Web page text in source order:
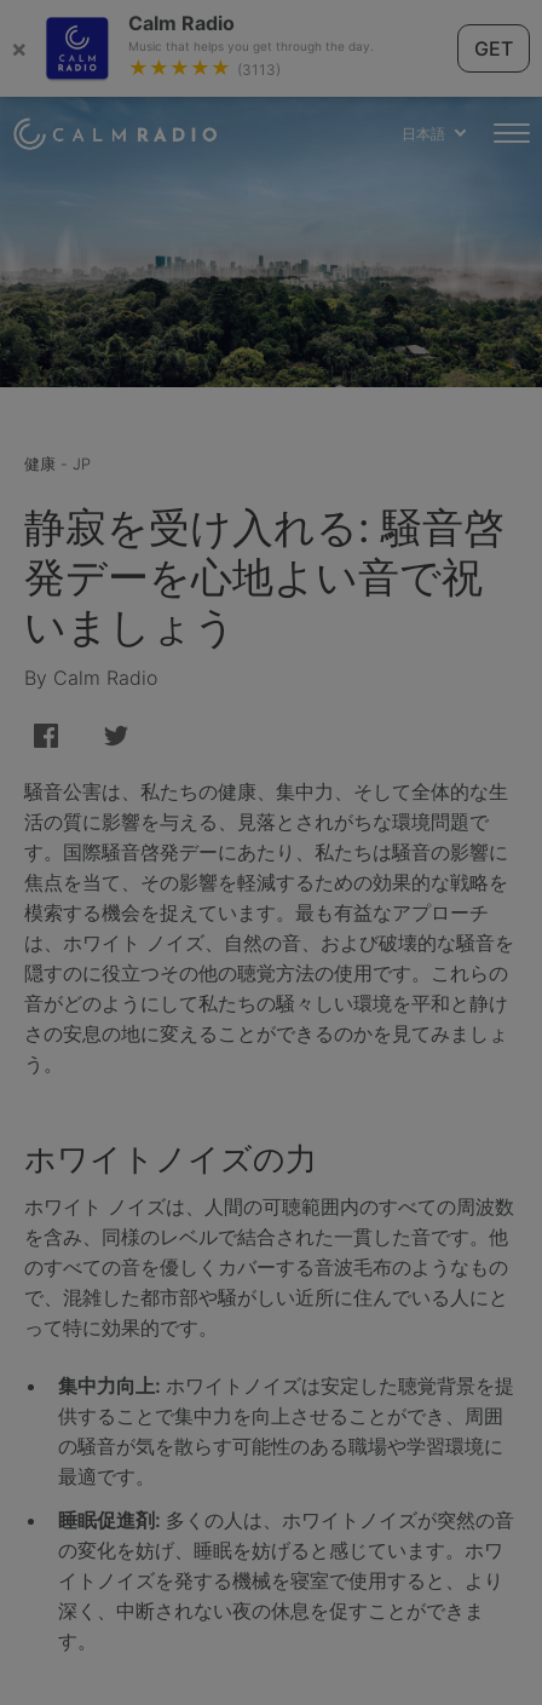
×
Calm Radio
Music that helps you get through the day.
★★★★★ (3113)
GET
日本語
健康 - JP
静寂を受け入れる: 騒音啓
発デーを心地よい音で祝
いましょう
By Calm Radio
騒音公害は、私たちの健康、集中力、そして全体的な生
活の質に影響を与える、見落とされがちな環境問題で
す。国際騒音啓発デーにあたり、私たちは騒音の影響に
焦点を当て、その影響を軽減するための効果的な戦略を
模索する機会を捉えています。最も有益なアプローチ
は、ホワイト ノイズ、自然の音、および破壊的な騒音を
隠すのに役立つその他の聴覚方法の使用です。これらの
音がどのようにして私たちの騒々しい環境を平和と静け
さの安息の地に変えることができるのかを見てみましょ
う。
ホワイトノイズの力
ホワイト ノイズは、人間の可聴範囲内のすべての周波数
を含み、同様のレベルで結合された一貫した音です。他
のすべての音を優しくカバーする音波毛布のようなもの
で、混雑した都市部や騒がしい近所に住んでいる人にと
って特に効果的です。
集中力向上: ホワイトノイズは安定した聴覚背景を提
供することで集中力を向上させることができ、周囲
の騒音が気を散らす可能性のある職場や学習環境に
最適です。
睡眠促進剤: 多くの人は、ホワイトノイズが突然の音
の変化を妨げ、睡眠を妨げると感じています。ホワ
イトノイズを発する機械を寝室で使用すると、より
深く、中断されない夜の休息を促すことができま
す。